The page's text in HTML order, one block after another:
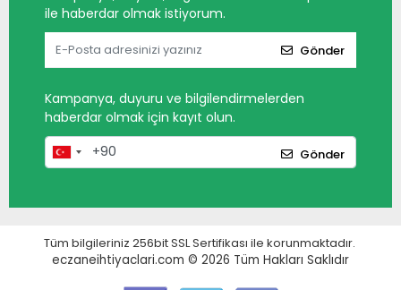
ile haberdar olmak istiyorum.
Gönder
Kampanya, duyuru ve bilgilendirmelerden
haberdar olmak için kayıt olun.
Gönder
Tüm bilgileriniz 256bit SSL Sertifikası ile korunmaktadır.
eczaneihtiyaclari.com © 2026 Tüm Hakları Saklıdır